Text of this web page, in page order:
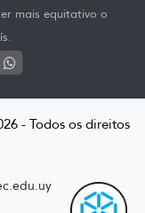
mais equitativo o
- Todos os direitos